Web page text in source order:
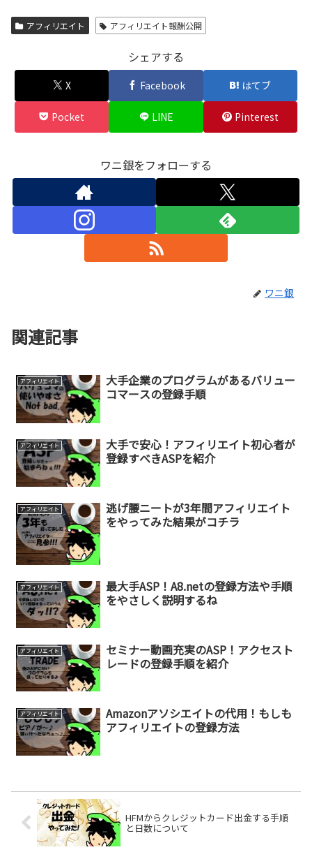
アフィリエイト アフィリエイト報酬公開
シェアする
X Facebook はてブ
Pocket LINE Pinterest
ワニ銀をフォローする
ワニ銀
関連記事
アフィリエイト
大手企業のプログラムがあるバリュー
コマースの登録手順
アフィリエイト
大手で安心！アフィリエイト初心者が
登録すべきASPを紹介
アフィリエイト
逃げ腰ニートが3年間アフィリエイト
をやってみた結果がコチラ
アフィリエイト
最大手ASP！A8.netの登録方法や手順
をやさしく説明するね
アフィリエイト
セミナー動画充実のASP！アクセスト
レードの登録手順を紹介
アフィリエイト
Amazonアソシエイトの代用！もしも
アフィリエイトの登録方法
HFMからクレジットカード出金する手順
と日数について